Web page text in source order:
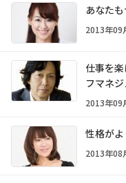
あなた
2013年09
仕事を
フマネ
2013年09
性格が
2013年08